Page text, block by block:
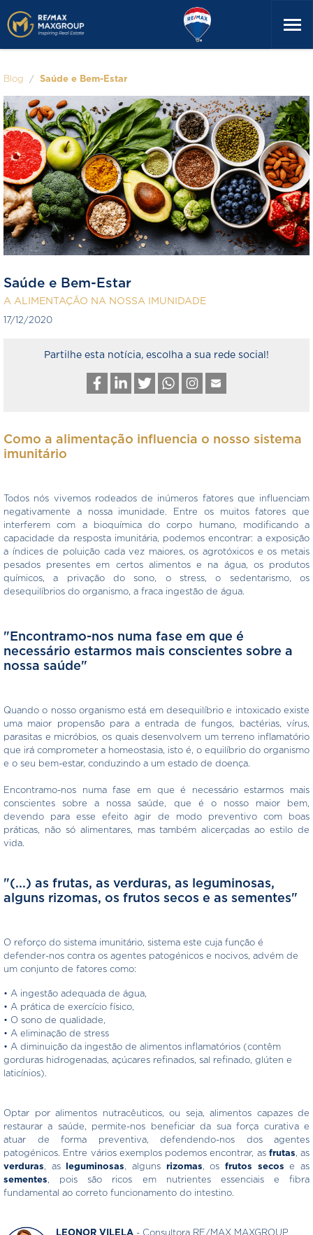
Blog Saúde e Bem-Estar
Saúde e Bem-Estar
A ALIMENTAÇÃO NA NOSSA IMUNIDADE
17/12/2020
Partilhe esta notícia, escolha a sua rede social!
Como a alimentação influencia o nosso sistema
imunitário
Todos nós vivemos rodeados de inúmeros fatores que influenciam
negativamente a nossa imunidade. Entre os muitos fatores que
interferem com a bioquímica do corpo humano, modificando a
capacidade da resposta imunitária, podemos encontrar: a exposição
a índices de poluição cada vez maiores, os agrotóxicos e os metais
pesados presentes em certos alimentos e na água, os produtos
químicos, a privação do sono, o stress, o sedentarismo, os
desequilíbrios do organismo, a fraca ingestão de água.
"Encontramo-nos numa fase em que é
necessário estarmos mais conscientes sobre a
nossa saúde"
Quando o nosso organismo está em desequilíbrio e intoxicado existe
uma maior propensão para a entrada de fungos, bactérias, vírus,
parasitas e micróbios, os quais desenvolvem um terreno inflamatório
que irá comprometer a homeostasia, isto é, o equilíbrio do organismo
e o seu bem-estar, conduzindo a um estado de doença.
Encontramo-nos numa fase em que é necessário estarmos mais
conscientes sobre a nossa saúde, que é o nosso maior bem,
devendo para esse efeito agir de modo preventivo com boas
práticas, não só alimentares, mas também alicerçadas ao estilo de
vida.
"(...) as frutas, as verduras, as leguminosas,
alguns rizomas, os frutos secos e as sementes"
O reforço do sistema imunitário, sistema este cuja função é
defender-nos contra os agentes patogénicos e nocivos, advém de
um conjunto de fatores como:
• A ingestão adequada de água,
• A prática de exercício físico,
• O sono de qualidade,
• A eliminação de stress
• A diminuição da ingestão de alimentos inflamatórios (contêm
gorduras hidrogenadas, açúcares refinados, sal refinado, glúten e
laticínios).
Optar por alimentos nutracêuticos, ou seja, alimentos capazes de
restaurar a saúde, permite-nos beneficiar da sua força curativa e
atuar de forma preventiva, defendendo-nos dos agentes
patogénicos. Entre vários exemplos podemos encontrar, as frutas, as
verduras, as leguminosas, alguns rizomas, osfrutos secos e as
sementes, pois são ricos em nutrientes essenciais e fibra
fundamental ao correto funcionamento do intestino.
LEONOR VILELA- Consultora RE/MAX MAXGROUP